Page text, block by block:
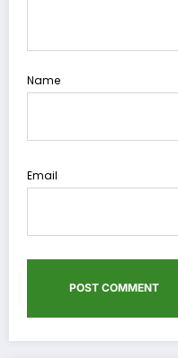
Name
Email